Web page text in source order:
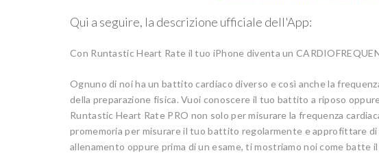
Qui a seguire, la descrizione ufficiale dell'App:
Con Runtastic Heart Rate il tuo iPhone diventa un
Ognuno di noi ha un battito cardiaco diverso e così anche la
della preparazione fisica. Vuoi conoscere il tuo battito a riposo
Runtastic Heart Rate PRO non solo per misurare la frequenza
promemoria per misurare il tuo battito regolarmente e approfittare
allenamento oppure prima di un esame, ti mostriamo noi come batte